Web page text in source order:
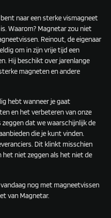
naar een sterke vismagneet
Waarom? Magnetar zou niet
Reinout, de eigenaar
om in zijn vrije tijd een
Hij beschikt over jarenlange
magneten en andere
hebt wanneer je gaat
en het verbeteren van onze
dat we waarschijnlijk de
die je kunt vinden.
Dit klinkt misschien
het niet zeggen als het niet de
nog met magneetvissen
van Magnetar.